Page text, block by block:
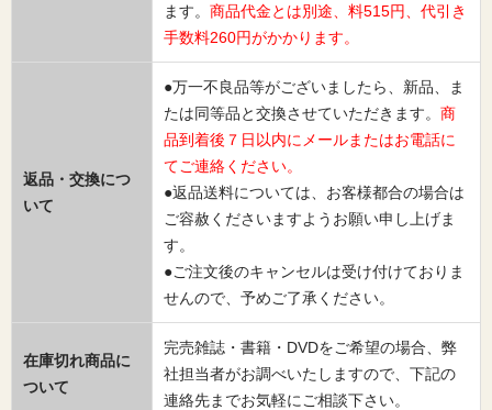
ます。 商品代金とは別途、料515円、代引き
手数料260円がかかります。
返品・交換につ
いて
●万一不良品等がございましたら、新品、ま
たは同等品と交換させていただきます。 商
品到着後７日以内にメールまたはお電話に
てご連絡ください。
●返品送料については、お客様都合の場合は
ご容赦くださいますようお願い申し上げま
す。
●ご注文後のキャンセルは受け付けておりま
せんので、予めご了承ください。
在庫切れ商品に
ついて
完売雑誌・書籍・DVDをご希望の場合、弊
社担当者がお調べいたしますので、下記の
連絡先までお気軽にご相談下さい。